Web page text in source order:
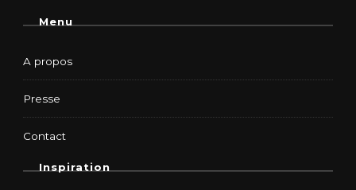
Menu
A propos
Presse
Contact
Inspiration